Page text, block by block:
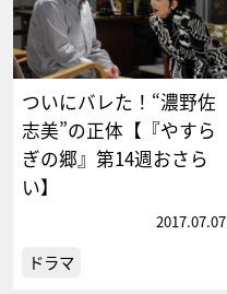
ついにバレた！“濃野佐
志美”の正体【『やすら
ぎの郷』第14週おさら
い】
2017.07.07
ドラマ